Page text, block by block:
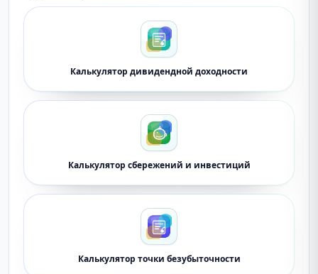
Калькулятор дивидендной доходности
Калькулятор сбережений и инвестиций
Калькулятор точки безубыточности